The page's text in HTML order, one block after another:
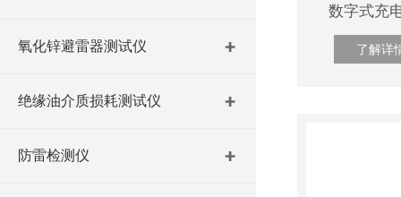
氧化锌避雷器测试仪
绝缘油介质损耗测试仪
防雷检测仪
数字式充
了解详